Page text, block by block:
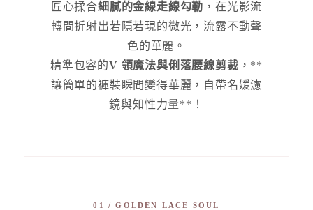
匠心揉合細膩的金線走線勾勒 ，在光影流
轉間折射出若隱若現的微光，流露不動聲
色的華麗。
精準包容的V 領魔法與俐落腰線剪裁 ，**
讓簡單的褲裝瞬間變得華麗，自帶名媛濾
鏡與知性力量**！
01 / GOLDEN LACE SOUL